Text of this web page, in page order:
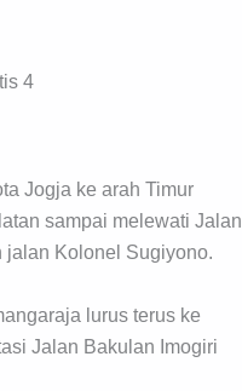
Jogja ke arah Timur
sampai melewati Jalan
jalan Kolonel Sugiyono.
lurus terus ke
Jalan Bakulan Imogiri